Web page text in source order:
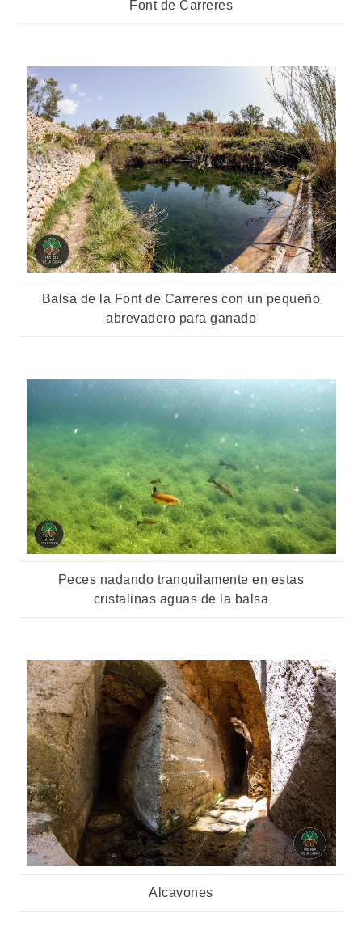
Font de Carreres
Balsa de la Font de Carreres con un pequeño
abrevadero para ganado
Peces nadando tranquilamente en estas
cristalinas aguas de la balsa
Alcavones